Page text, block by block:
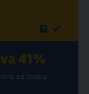
41%
za osobu